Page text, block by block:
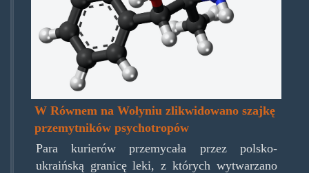
W Równem na Wołyniu zlikwidowano szajkę
przemytników psychotropów
Para kurierów przemycała przez polsko-
ukraińską granicę leki, z których wytwarzano